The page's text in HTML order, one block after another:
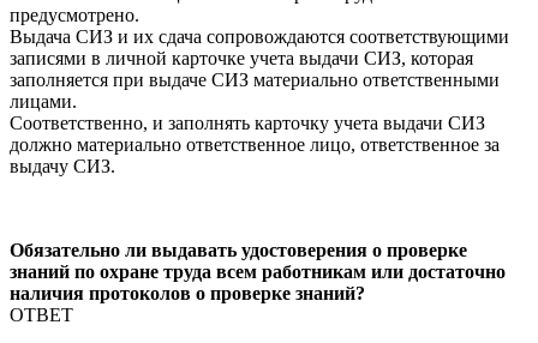
предусмотрено.
Выдача СИЗ и их сдача сопровождаются соответствующими
записями в личной карточке учета выдачи СИЗ, которая
заполняется при выдаче СИЗ материально ответственными
лицами.
Соответственно, и заполнять карточку учета выдачи СИЗ
должно материально ответственное лицо, ответственное за
выдачу СИЗ.
Обязательно ли выдавать удостоверения о проверке
знаний по охране труда всем работникам или достаточно
наличия протоколов о проверке знаний?
ОТВЕТ